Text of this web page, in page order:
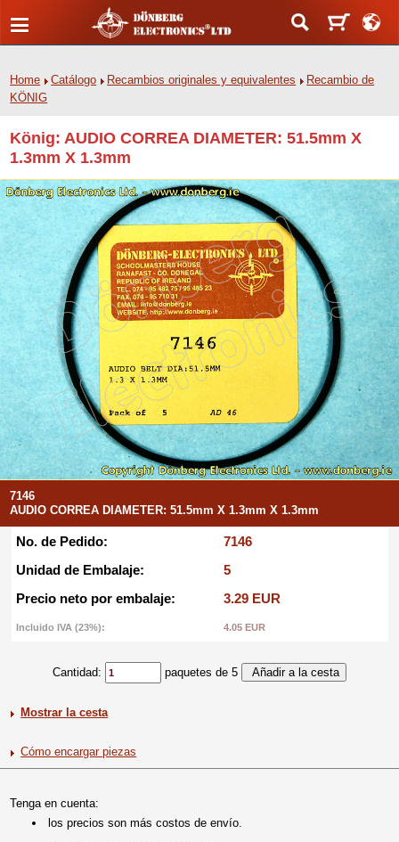
Home Catálogo Recambios originales y equivalentes
Recambio de
KÖNIG
König: AUDIO CORREA DIAMETER: 51.5mm X
1.3mm X 1.3mm
7146
AUDIO CORREA DIAMETER: 51.5mm X 1.3mm X 1.3mm
No. de Pedido:
7146
Unidad de Embalaje:
5
Precio neto por embalaje:
3.29 EUR
Incluido IVA (23%): 4.05 EUR
Cantidad: paquetes de 5
Mostrar la cesta
Cómo encargar piezas
Tenga en cuenta:
los precios son más costos de envío.